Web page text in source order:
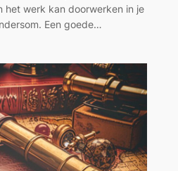
het werk kan doorwerken in je
Een goede…